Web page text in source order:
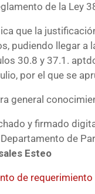
de la Ley
que la
pudiendo llegar a
30.8 y 37.1.
por el que se
general
y firmado
de
Esteo
de